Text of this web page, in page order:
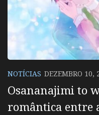
NOTÍCIAS DEZEMBRO 10,
Osananajimi to
romântica entre